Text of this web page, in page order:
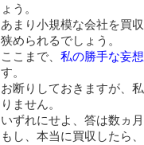
ょう。
あまり小規模な会社を買
狭められるでしょう。
ここまで、 私の勝手な妄想
す。
お断りしておきますが、
りません。
いずれにせよ、答は数ヵ
もし、本当に買収したら